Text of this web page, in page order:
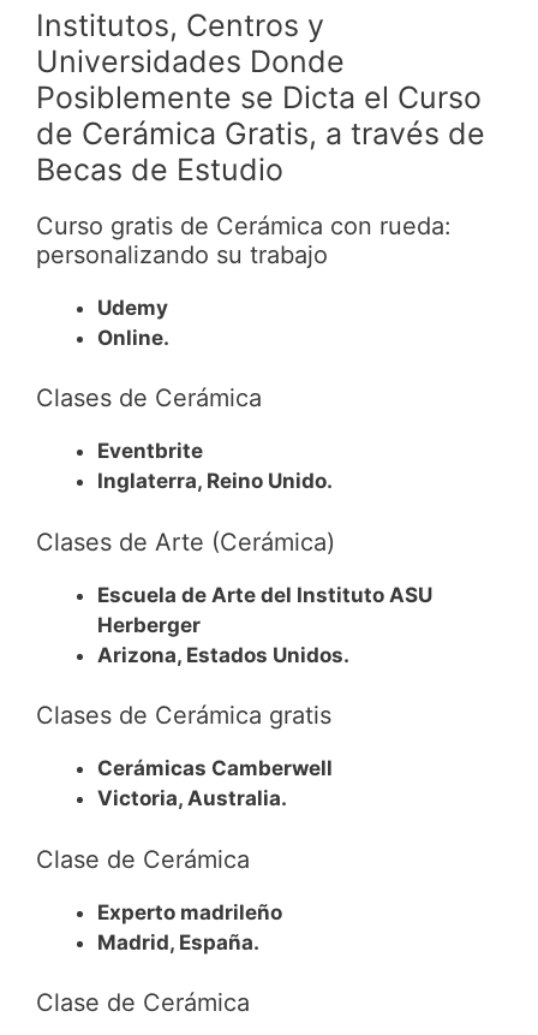
Institutos, Centros y
Universidades Donde
Posiblemente se Dicta el Curso
de Cerámica Gratis, a través de
Becas de Estudio
Curso gratis de Cerámica con rueda:
personalizando su trabajo
Udemy
Online.
Clases de Cerámica
Eventbrite
Inglaterra, Reino Unido.
Clases de Arte (Cerámica)
Escuela de Arte del Instituto ASU
Herberger
Arizona, Estados Unidos.
Clases de Cerámica gratis
Cerámicas Camberwell
Victoria, Australia.
Clase de Cerámica
Experto madrileño
Madrid, España.
Clase de Cerámica